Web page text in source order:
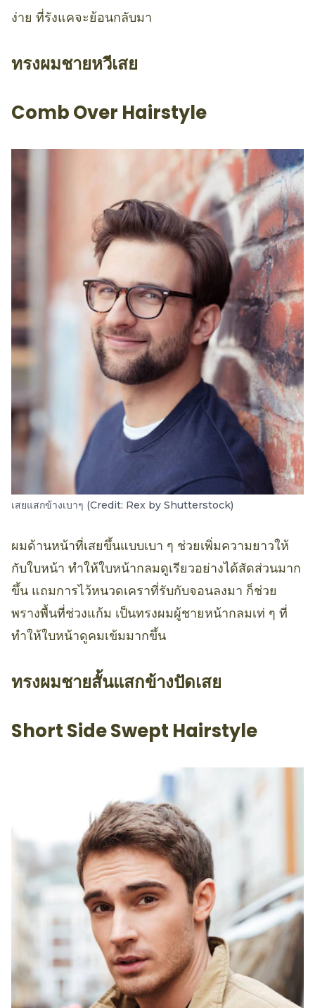
ง่าย ที่รังแคจะย้อนกลับมา
ทรงผมชายหวีเสย
Comb Over Hairstyle
เสยแสกข้างเบาๆ (Credit: Rex by Shutterstock)
ผมด้านหน้าที่เสยขึ้นแบบเบา ๆ ช่วยเพิ่มความยาวให้
กับใบหน้า ทำให้ใบหน้ากลมดูเรียวอย่างได้สัดส่วนมาก
ขึ้น แถมการไว้หนวดเคราที่รับกับจอนลงมา ก็ช่วย
พรางพื้นที่ช่วงแก้ม เป็นทรงผมผู้ชายหน้ากลมเท่ ๆ ที่
ทำให้ใบหน้าดูคมเข้มมากขึ้น
ทรงผมชายสั้นแสกข้างปัดเสย
Short Side Swept Hairstyle